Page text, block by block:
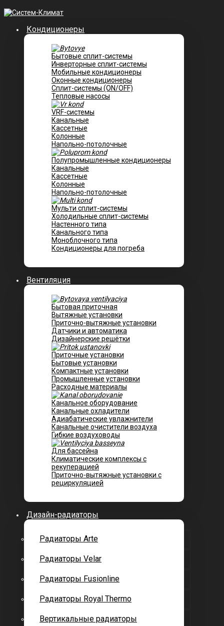
Кондиционеры
Бытовые сплит-системы
Инверторные сплит-системы
Мобильные кондиционеры
Оконные кондиционеры
Сплит-системы (ON/OFF)
Тепловые насосы
VRF-системы
Канальные
Касcетные
Колонные
Напольно-потолочные
Полупромышленные кондиционеры
Канальные
Кассетные
Колонные
Напольно-потолочные
Мульти сплит-системы
Холодильные сплит-системы
Настенного типа
Канального типа
Моноблочного типа
Кондиционеры для погреба
Вентиляция
Бытовая приточная
Вытяжные установки
Приточно-вытяжные установки
Датчики и автоматика
Дизайнерские решётки
Приточные установки
Бытовые установки
Компактные установки
Промышленные установки
Расходные материалы
Канальное оборудование
Канальные охладители
Адиабатические увлажнители
Канальные очистители воздуха
Гибкие воздуховоды
Для бассейна
Климатические комплексы с
рекуперацией
Приточно-вытяжные установки с
рециркуляцией
Дизайн-радиаторы
Радиаторы Arte
Радиаторы Velar
Радиаторы Fusionline
Радиаторы Royal Thermo
Вертикальные радиаторы